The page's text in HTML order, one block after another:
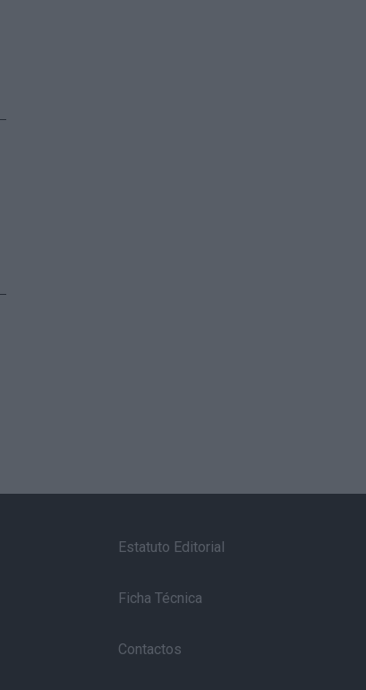
Estatuto Editorial
Ficha Técnica
Contactos